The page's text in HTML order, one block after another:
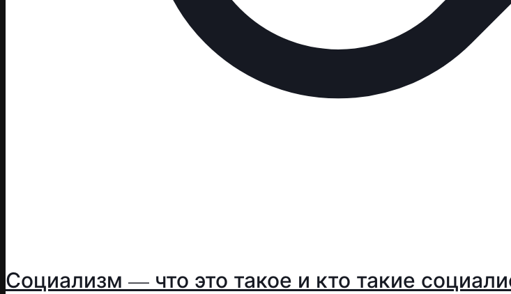
Социализм — что это такое и кто такие